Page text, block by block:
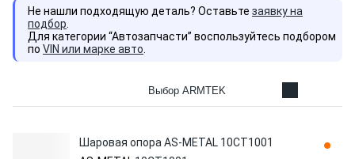
Не нашли подходящую деталь? Оставьте заявку на
подбор
Для категории “Автозапчасти” воспользуйтесь подбором
по VIN или марке авто
Выбор ARMTEK
Шаровая опора AS-METAL 10CT1001